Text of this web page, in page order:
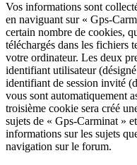
Vos informations sont
en naviguant sur « Gps-
certain nombre de cookies,
téléchargés dans les fichiers
votre ordinateur. Les deux
identifiant utilisateur
identifiant de session invité
vous sont automatiquement
troisième cookie sera créé
sujets de « Gps-Carminat »
informations sur les sujets
navigation sur le forum.